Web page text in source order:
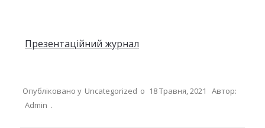
Презентаційний журнал
Опубліковано у Uncategorized о 18 Травня, 2021
Автор:
Admin .